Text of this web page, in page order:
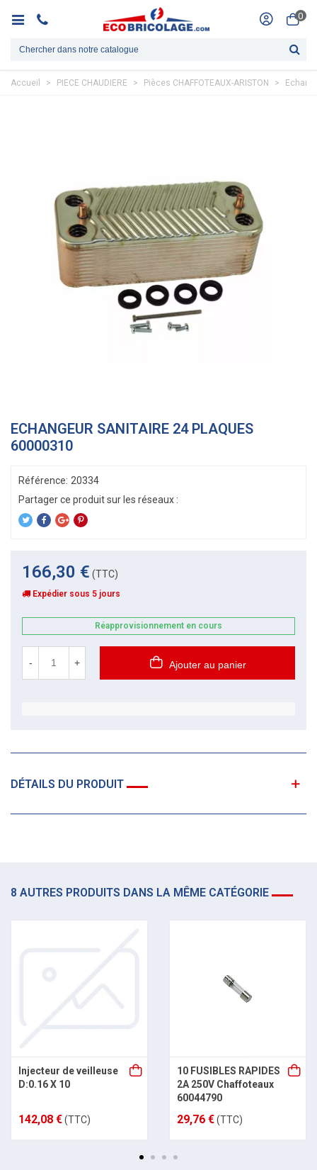
0
Accueil > PIECE CHAUDIERE > Pièces CHAFFOTEAUX-ARISTON >
ECHANGEUR SANITAIRE 24 PLAQUES
60000310
Référence: 20334
166,30 € (TTC)
Expédier sous 5 jours
Réapprovisionnement en cours
- + Ajouter au panier
DÉTAILS DU PRODUIT
8 AUTRES PRODUITS DANS LA MÊME CATÉGORIE
Injecteur de veilleuse
D:0.16 X 10
142,08 €(TTC)
10 FUSIBLES RAPIDES
2A 250V Chaffoteaux
60044790
29,76 €(TTC)